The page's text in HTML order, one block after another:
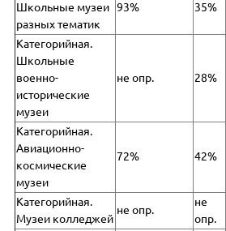
Школьные музеи
разных тематик
93% 35%
Категорийная.
Школьные
военно-
исторические
музеи
не опр. 28%
Категорийная.
Авиационно-
космические
музеи
72% 42%
Категорийная.
Музеи колледжей
не опр.
не
опр.